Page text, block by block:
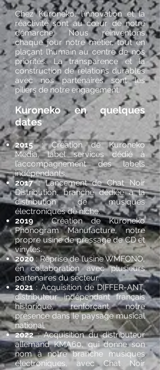
Chez Kuroneko, l’innovation et la
réactivité sont au cœur de notre
démarche. Nous réinventons
chaque jour notre métier, tout en
plaçant l’humain au centre de nos
priorités. La transparence et la
construction de relations durables
avec nos partenaires sont les
piliers de notre engagement.
Kuroneko en quelques
dates
2015: Création de Kuroneko
Media, label services dédié à
l’accompagnement des labels
indépendants.
2017: Lancement de Chat Noir
Distribution, branche dédiée à la
distribution de musiques
électroniques de niche.
2019: Création de Kuroneko
Phonogram Manufacture, notre
propre usine de pressage de CD et
vinyles.
2020: Reprise de l’usine WMFONO,
en collaboration avec plusieurs
partenaires du secteur.
2021: Acquisition de DIFFER-ANT,
distributeur indépendant français
historique, renforçant notre
présence dans le paysage musical
national.
2022: Acquisition du distributeur
allemand KMA60, qui donne son
nom à notre branche musiques
électroniques, avec Chat Noir